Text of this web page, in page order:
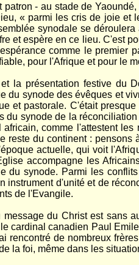
- au stade de
« parmi les cris de joie
synodale se
et espère en ce lieu. C'est
comme le premier
pour l'Afrique et pour le
la présentation festive du
du synode des évêques et
et pastorale. C'était
du synode de la
comme l'attestent
reste du continent :
actuelle, qui voit
accompagne les
du synode. Parmi les
instrument d'unité et de
de l'Evangile.
du Christ est sans
cardinal canadien Paul
rencontré de nombreux
la foi, même dans les